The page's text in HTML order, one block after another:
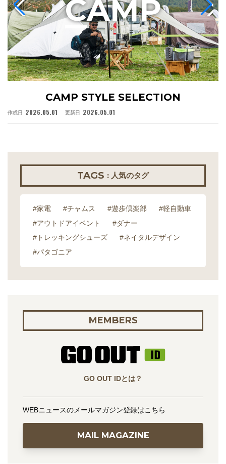
CAMP STYLE SELECTION
作成日 2026.05.01 更新日 2026.05.01
CAMP
TAGS : 人気のタグ
#家電 #チャムス #遊歩倶楽部
#軽自動車
#アウトドアイベント
#ダナー
#トレッキングシューズ
#ネイタルデザイン
#パタゴニア
MEMBERS
GO OUT IDとは？
WEBニュースのメールマガジン登録はこちら
MAIL MAGAZINE